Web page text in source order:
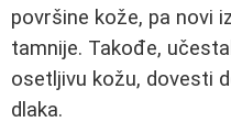
površine kože, pa novi
tamnije. Takođe,
osetljivu kožu, dovesti
dlaka.